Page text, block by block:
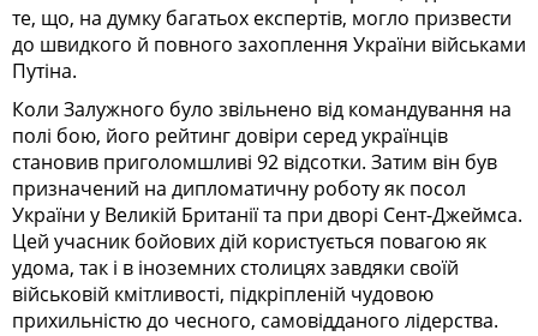
те, що, на думку багатьох експертів, могло призвести
до швидкого й повного захоплення України військами
Путіна.
Коли Залужного було звільнено від командування на
полі бою, його рейтинг довіри серед українців
становив приголомшливі 92 відсотки. Затим він був
призначений на дипломатичну роботу як посол
України у Великій Британії та при дворі Сент-Джеймса.
Цей учасник бойових дій користується повагою як
удома, так і в іноземних столицях завдяки своїй
військовій кмітливості, підкріпленій чудовою
прихильністю до чесного, самовідданого лідерства.